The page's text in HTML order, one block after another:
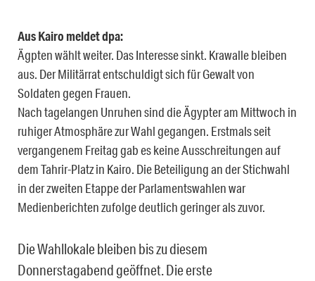
Aus Kairo meldet dpa:
Ägpten wählt weiter. Das Interesse sinkt. Krawalle bleiben
aus. Der Militärrat entschuldigt sich für Gewalt von
Soldaten gegen Frauen.
Nach tagelangen Unruhen sind die Ägypter am Mittwoch in
ruhiger Atmosphäre zur Wahl gegangen. Erstmals seit
vergangenem Freitag gab es keine Ausschreitungen auf
dem Tahrir-Platz in Kairo. Die Beteiligung an der Stichwahl
in der zweiten Etappe der Parlamentswahlen war
Medienberichten zufolge deutlich geringer als zuvor.
Die Wahllokale bleiben bis zu diesem
Donnerstagabend geöffnet. Die erste